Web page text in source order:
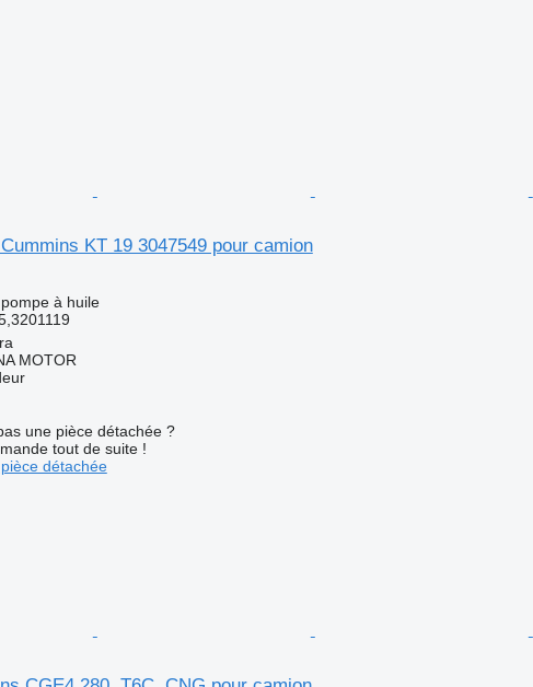
KT 19 3047549 pour camion
à huile
MOTOR
une pièce détachée ?
tout de suite !
détachée